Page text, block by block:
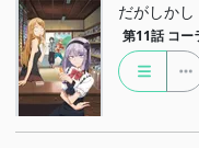
だがしかし
第11話 コー